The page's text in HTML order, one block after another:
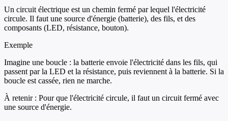
Un circuit électrique est un chemin fermé par lequel l'électricité
circule. Il faut une source d'énergie (batterie), des fils, et des
composants (LED, résistance, bouton).
Exemple
Imagine une boucle : la batterie envoie l'électricité dans les fils, qui
passent par la LED et la résistance, puis reviennent à la batterie. Si la
boucle est cassée, rien ne marche.
À retenir : Pour que l'électricité circule, il faut un circuit fermé avec
une source d'énergie.